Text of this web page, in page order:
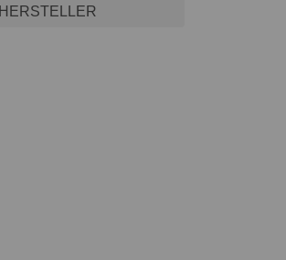
HERSTELLER